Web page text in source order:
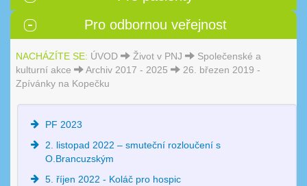
Pro odbornou veřejnost
NACHÁZÍTE SE: ÚVOD Život v PNJ
Společenské a
kulturní akce
Archiv 2017 - 2025
26. březen 2019 -
Zpívánky na Kopečku
PF 2023
2. listopad 2022 – smuteční rozloučení s
O.Brancuzským
5. říjen 2022 - Koláč pro hospic